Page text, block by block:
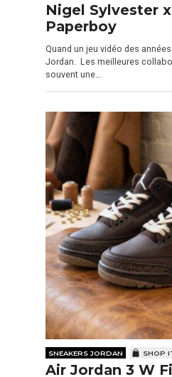
Nigel Sylvester
Paperboy
Quand un jeu vidéo des
Jordan. Les meilleures
souvent une…
SNEAKERS JORDAN SHOP
Air Jordan 3 W